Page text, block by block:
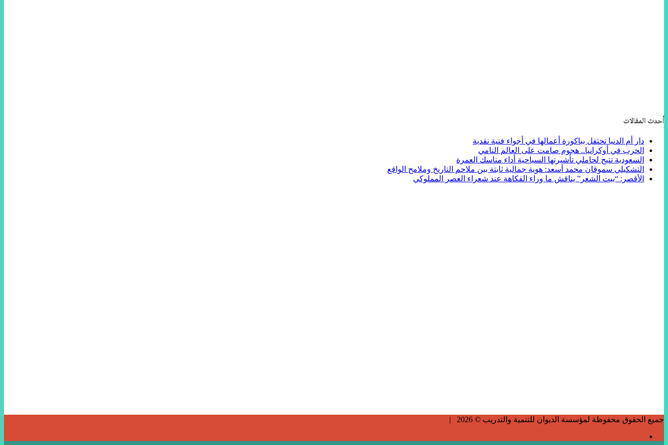
أحدث المقالات
دار أم الدنيا تحتفل بباكورة أعمالها في أجواء فنية نقدية
الحرب في أوكرانيا.. هجوم صامت على العالم النامي
السعودية تتيح لحاملي تأشيرتها السياحية أداء مناسك العمرة
التشكيلي سموقان محمد أسعد: هوية جمالية ثابتة بين ملاحم التاريخ وملامح الواقع
الأقصر: “بيت الشعر” يناقش ما وراء الفكاهة عند شعراء العصر المملوكي
جميع الحقوق محفوظة لمؤسسة الديوان للتنمية والتدريب © 2026 |